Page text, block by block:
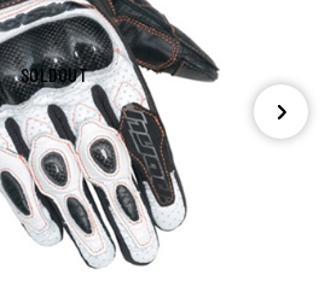
SOLDOUT